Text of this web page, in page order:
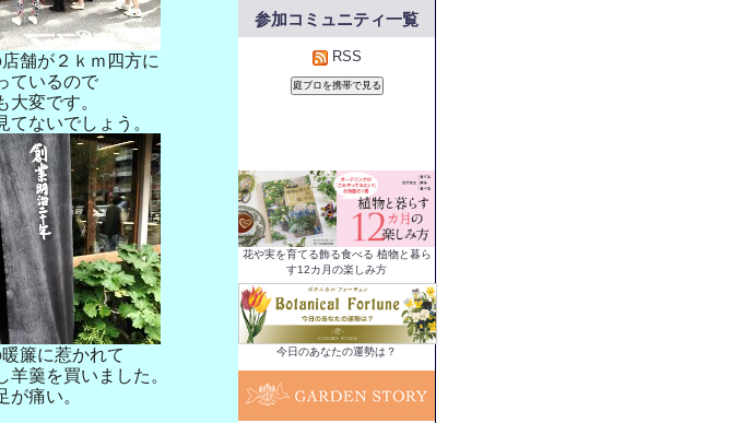
舗が２ｋｍ四方に
ているので
大変です。
てないでしょう。
簾に惹かれて
羊羹を買いました。
が痛い。
参加コミュニティ一覧
RSS
花や実を育てる飾る食べる 植物と暮ら
す12カ月の楽しみ方
今日のあなたの運勢は？